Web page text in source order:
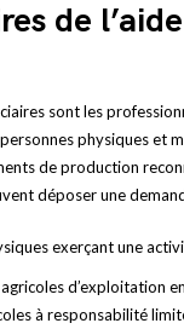
de
sont les
physiques et
de production
déposer une
exerçant une
d’exploitation
à responsabilité